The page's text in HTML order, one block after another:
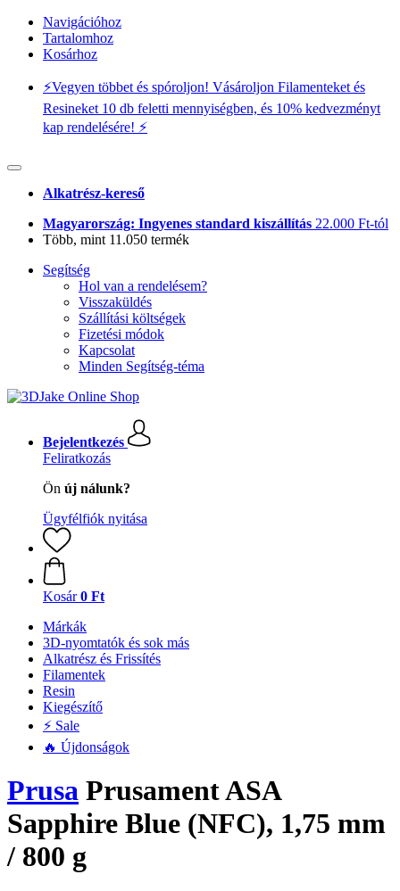
Navigációhoz
Tartalomhoz
Kosárhoz
⚡️Vegyen többet és spóroljon! Vásároljon Filamenteket és
Resineket 10 db feletti mennyiségben, és 10% kedvezményt
kap rendelésére! ⚡️
Alkatrész-kereső
Magyarország: Ingyenes standard kiszállítás 22.000 Ft-tól
Több, mint 11.050 termék
Segítség
Hol van a rendelésem?
Visszaküldés
Szállítási költségek
Fizetési módok
Kapcsolat
Minden Segítség-téma
Bejelentkezés
Feliratkozás
Ön új nálunk?
Ügyfélfiók nyitása
Kosár 0 Ft
Márkák
3D-nyomtatók és sok más
Alkatrész és Frissítés
Filamentek
Resin
Kiegészítő
⚡ Sale
🔥 Újdonságok
Prusa Prusament ASA
Sapphire Blue (NFC), 1,75 mm
/ 800 g